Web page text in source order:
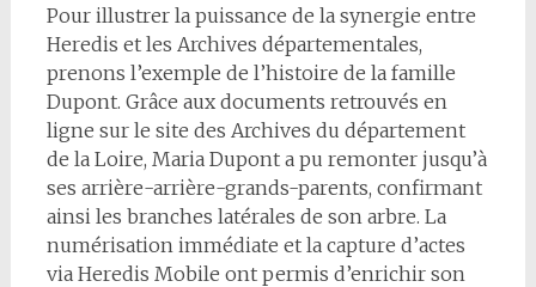
Pour illustrer la puissance de la synergie entre
Heredis et les Archives départementales,
prenons l’exemple de l’histoire de la famille
Dupont. Grâce aux documents retrouvés en
ligne sur le site des Archives du département
de la Loire, Maria Dupont a pu remonter jusqu’à
ses arrière-arrière-grands-parents, confirmant
ainsi les branches latérales de son arbre. La
numérisation immédiate et la capture d’actes
via Heredis Mobile ont permis d’enrichir son